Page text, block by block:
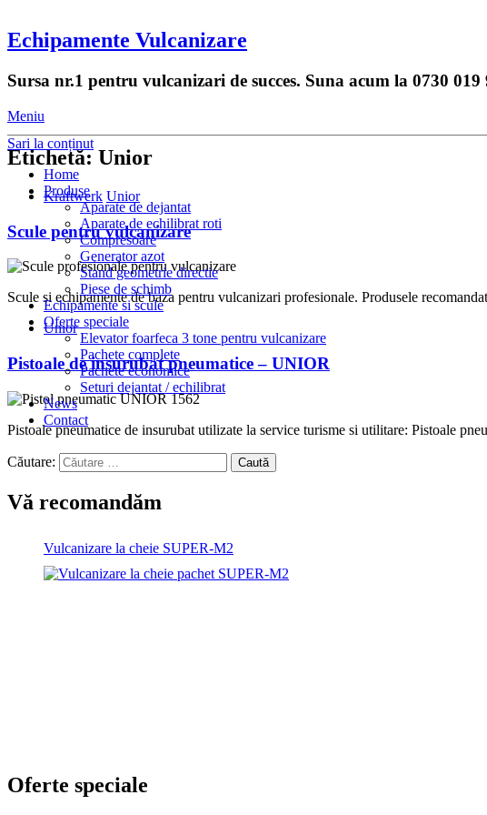
Echipamente Vulcanizare
Sursa nr.1 pentru vulcanizari de succes. Suna acum la 0730 019
Meniu
Sari la conținut
Home
Produse
Aparate de dejantat
Aparate de echilibrat roti
Compresoare
Generator azot
Stand geometrie directie
Piese de schimb
Echipamente si scule
Oferte speciale
Elevator foarfeca 3 tone pentru vulcanizare
Pachete complete
Pachete economice
Seturi dejantat / echilibrat
News
Contact
Etichetă:Unior
Kraftwerk Unior
Scule pentru vulcanizare
Scule si echipamente de baza pentru vulcanizari profesionale. Produsele
Unior
Pistoale de insurubat pneumatice – UNIOR
Pistoale pneumatice de insurubat utilizate la service turisme si utilitare: Pistoale
Căutare: Caută
Vă recomandăm
Vulcanizare la cheie SUPER-M2
Oferte speciale